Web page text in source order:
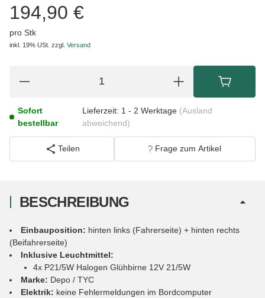
194,90 €
pro Stk
inkl. 19% USt. zzgl. Versand
Sofort
bestellbar
Lieferzeit: 1 - 2 Werktage (Ausland
abweichend)
Teilen Frage zum Artikel
BESCHREIBUNG
Einbauposition: hinten links (Fahrerseite) + hinten rechts
(Beifahrerseite)
Inklusive Leuchtmittel:
4x P21/5W Halogen Glühbirne 12V 21/5W
Marke: Depo / TYC
Elektrik: keine Fehlermeldungen im Bordcomputer